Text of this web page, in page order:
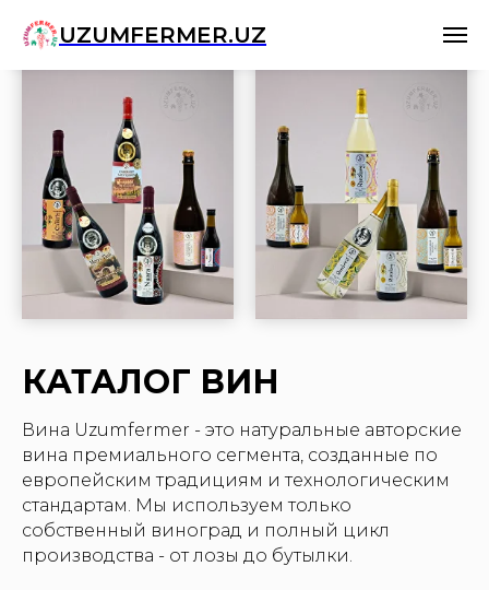
UZUMFERMER.UZ
КАТАЛОГ ВИН
Вина Uzumfermer - это натуральные авторские
вина премиального сегмента, созданные по
европейским традициям и технологическим
стандартам. Мы используем только
собственный виноград и полный цикл
производства - от лозы до бутылки.